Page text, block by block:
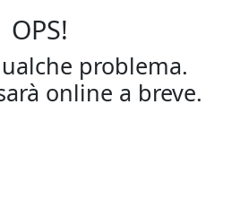
OPS!
problema.
online a breve.